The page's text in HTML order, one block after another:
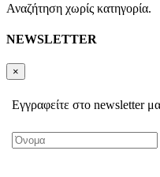
Αναζήτηση χωρίς κατηγορία.
NEWSLETTER
×
Εγγραφείτε στο newsletter